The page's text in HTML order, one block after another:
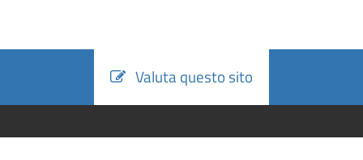
Valuta questo sito